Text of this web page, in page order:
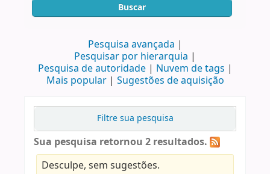
Buscar
Pesquisa avançada
Pesquisar por hierarquia
Pesquisa de autoridade
Nuvem de tags
Mais popular
Sugestões de aquisição
Filtre sua pesquisa
Sua pesquisa retornou 2 resultados.
Desculpe, sem sugestões.